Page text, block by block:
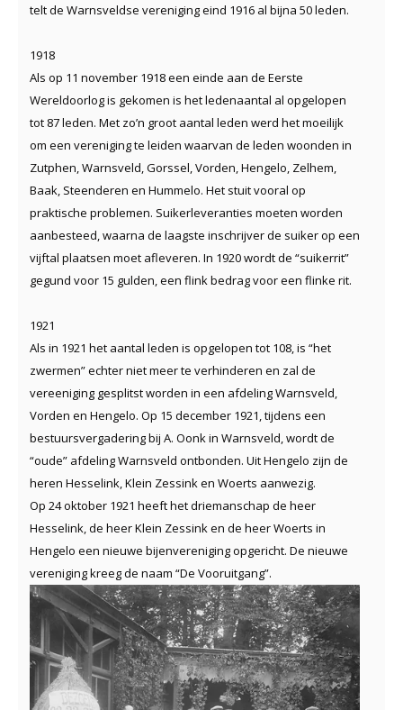
telt de Warnsveldse vereniging eind 1916 al bijna 50 leden.
1918
Als op 11 november 1918 een einde aan de Eerste
Wereldoorlog is gekomen is het ledenaantal al opgelopen
tot 87 leden. Met zo’n groot aantal leden werd het moeilijk
om een vereniging te leiden waarvan de leden woonden in
Zutphen, Warnsveld, Gorssel, Vorden, Hengelo, Zelhem,
Baak, Steenderen en Hummelo. Het stuit vooral op
praktische problemen. Suikerleveranties moeten worden
aanbesteed, waarna de laagste inschrijver de suiker op een
vijftal plaatsen moet afleveren. In 1920 wordt de “suikerrit”
gegund voor 15 gulden, een flink bedrag voor een flinke rit.
1921
Als in 1921 het aantal leden is opgelopen tot 108, is “het
zwermen” echter niet meer te verhinderen en zal de
vereeniging gesplitst worden in een afdeling Warnsveld,
Vorden en Hengelo. Op 15 december 1921, tijdens een
bestuursvergadering bij A. Oonk in Warnsveld, wordt de
“oude” afdeling Warnsveld ontbonden. Uit Hengelo zijn de
heren Hesselink, Klein Zessink en Woerts aanwezig.
Op 24 oktober 1921 heeft het driemanschap de heer
Hesselink, de heer Klein Zessink en de heer Woerts in
Hengelo een nieuwe bijenvereniging opgericht. De nieuwe
vereniging kreeg de naam “De Vooruitgang”.